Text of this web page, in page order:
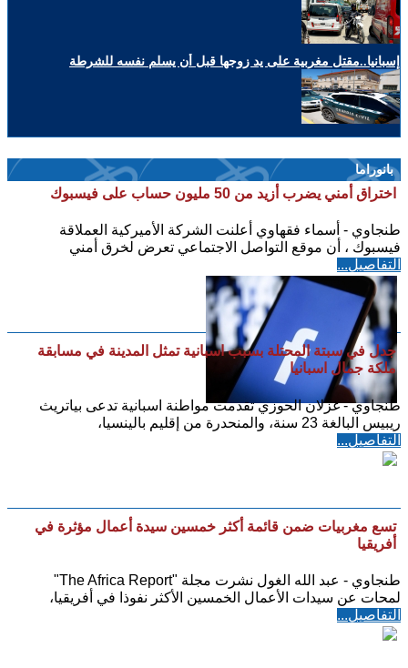
إسبانيا..مقتل مغربية على يد زوجها قبل أن يسلم نفسه للشرطة
بانوراما
اختراق أمني يضرب أزيد من 50 مليون حساب على فيسبوك
طنجاوي - أسماء فقهاوي أعلنت الشركة الأميركية العملاقة
فيسبوك ، أن موقع التواصل الاجتماعي تعرض لخرق أمني
التفاصيل...
جدل في سبتة المحتلة بسبب اسبانية تمثل المدينة في مسابقة
ملكة جمال اسبانيا
طنجاوي - غزلان الحوزي تقدمت مواطنة اسبانية تدعى بياتريث
ريبيس البالغة 23 سنة، والمنحدرة من إقليم بالينسيا،
التفاصيل...
تسع مغربيات ضمن قائمة أكثر خمسين سيدة أعمال مؤثرة في
أفريقيا
طنجاوي - عبد الله الغول نشرت مجلة "The Africa Report"
لمحات عن سيدات الأعمال الخمسين الأكثر نفوذا في أفريقيا،
التفاصيل...